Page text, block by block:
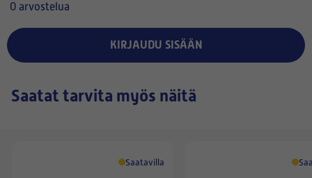
0 arvostelua
KIRJAUDU SISÄÄN
Saatat tarvita myös näitä
Saatavilla